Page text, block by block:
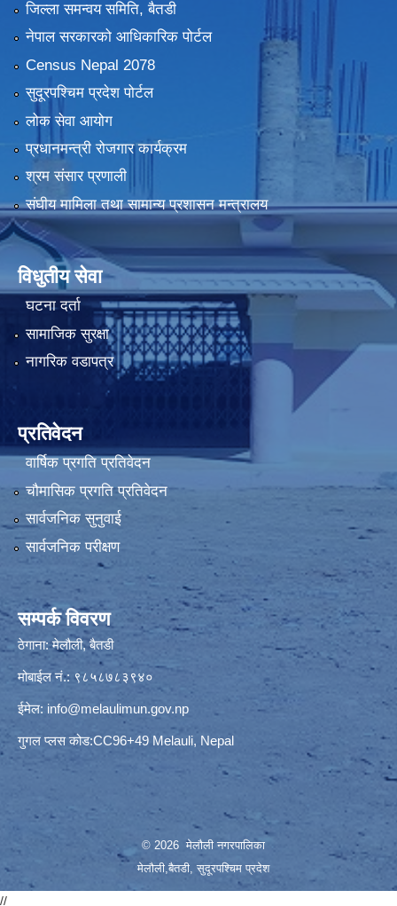
जिल्ला समन्वय समिति, बैतडी
नेपाल सरकारको आधिकारिक पोर्टल
Census Nepal 2078
सुदूरपश्चिम प्रदेश पोर्टल
लोक सेवा आयोग
प्रधानमन्त्री रोजगार कार्यक्रम
श्रम संसार प्रणाली
संघीय मामिला तथा सामान्य प्रशासन मन्त्रालय
विधुतीय सेवा
घटना दर्ता
सामाजिक सुरक्षा
नागरिक वडापत्र
प्रतिवेदन
वार्षिक प्रगति प्रतिवेदन
चौमासिक प्रगति प्रतिवेदन
सार्वजनिक सुनुवाई
सार्वजनिक परीक्षण
सम्पर्क विवरण
ठेगाना: मेलौली, बैतडी
मोबाईल नं.: ९८५८७८३९४०
ईमेल: info@melaulimun.gov.np
गुगल प्लस कोड:CC96+49 Melauli, Nepal
© 2026 मेलौली नगरपालिका
मेलौली,बैतडी, सुदूरपश्‍चिम प्रदेश
//